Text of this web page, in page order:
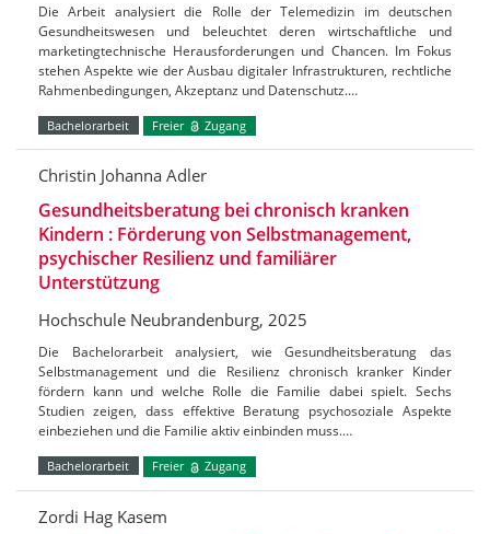
Die Arbeit analysiert die Rolle der Telemedizin im deutschen
Gesundheitswesen und beleuchtet deren wirtschaftliche und
marketingtechnische Herausforderungen und Chancen. Im Fokus
stehen Aspekte wie der Ausbau digitaler Infrastrukturen, rechtliche
Rahmenbedingungen, Akzeptanz und Datenschutz.…
Bachelorarbeit Freier Zugang
Christin Johanna Adler
Gesundheitsberatung bei chronisch kranken
Kindern : Förderung von Selbstmanagement,
psychischer Resilienz und familiärer
Unterstützung
Hochschule Neubrandenburg, 2025
Die Bachelorarbeit analysiert, wie Gesundheitsberatung das
Selbstmanagement und die Resilienz chronisch kranker Kinder
fördern kann und welche Rolle die Familie dabei spielt. Sechs
Studien zeigen, dass effektive Beratung psychosoziale Aspekte
einbeziehen und die Familie aktiv einbinden muss.…
Bachelorarbeit Freier Zugang
Zordi Hag Kasem